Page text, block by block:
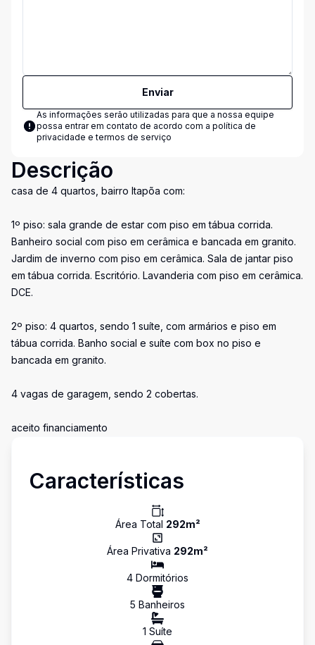
Enviar
As informações serão utilizadas para que a nossa equipe
possa entrar em contato de acordo com a política de
privacidade e termos de serviço
Descrição
casa de 4 quartos, bairro Itapõa com:
1º piso: sala grande de estar com piso em tábua corrida.
Banheiro social com piso em cerâmica e bancada em granito.
Jardim de inverno com piso em cerâmica. Sala de jantar piso
em tábua corrida. Escritório. Lavanderia com piso em cerâmica.
DCE.
2º piso: 4 quartos, sendo 1 suíte, com armários e piso em
tábua corrida. Banho social e suíte com box no piso e
bancada em granito.
4 vagas de garagem, sendo 2 cobertas.
aceito financiamento
Características
Área Total 292m²
Área Privativa 292m²
4 Dormitórios
5 Banheiros
1 Suíte